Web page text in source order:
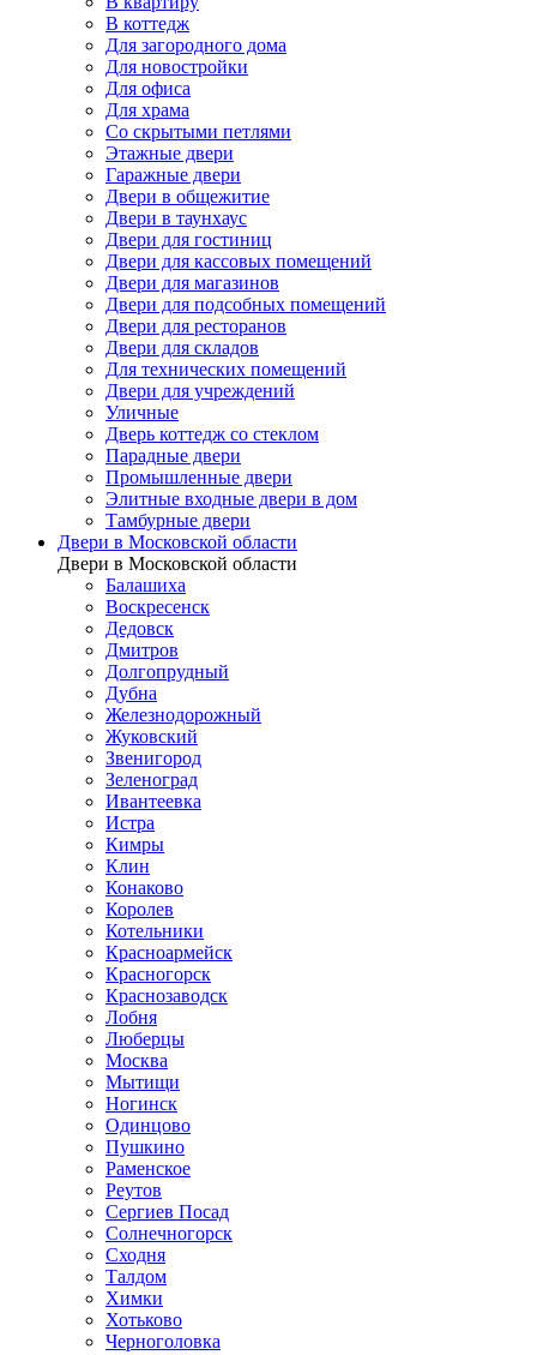
В коттедж
Для загородного дома
Для новостройки
Для офиса
Для храма
Со скрытыми петлями
Этажные двери
Гаражные двери
Двери в общежитие
Двери в таунхаус
Двери для гостиниц
Двери для кассовых помещений
Двери для магазинов
Двери для подсобных помещений
Двери для ресторанов
Двери для складов
Для технических помещений
Двери для учреждений
Уличные
Дверь коттедж со стеклом
Парадные двери
Промышленные двери
Элитные входные двери в дом
Тамбурные двери
Двери в Московской области
Двери в Московской области
Балашиха
Воскресенск
Дедовск
Дмитров
Долгопрудный
Дубна
Железнодорожный
Жуковский
Звенигород
Зеленоград
Ивантеевка
Истра
Кимры
Клин
Конаково
Королев
Котельники
Красноармейск
Красногорск
Краснозаводск
Лобня
Люберцы
Москва
Мытищи
Ногинск
Одинцово
Пушкино
Раменское
Реутов
Сергиев Посад
Солнечногорск
Сходня
Талдом
Химки
Хотьково
Черноголовка